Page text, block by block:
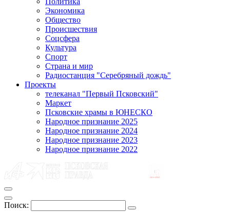
Экономика
Общество
Происшествия
Соцсфера
Культура
Спорт
Страна и мир
Радиостанция "Серебряный дождь"
Проекты
телеканал "Первый Псковский"
Маркет
Псковские храмы в ЮНЕСКО
Народное признание 2025
Народное признание 2024
Народное признание 2023
Народное признание 2022
Поиск: